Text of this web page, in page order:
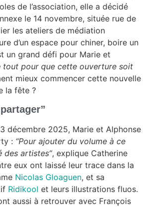
de l’association, elle a décidé
le 14 novembre, située rue de
les ateliers de médiation
d’un espace pour chiner, boire un
un grand défi pour Marie et
tout pour que cette ouverture soit
mieux commencer cette nouvelle
la fête ?
décembre 2025, Marie et Alphonse
: “Pour ajouter du volume à ce
des artistes”, explique Catherine
eux ont laissé leur trace dans la
Nicolas Gloaguen, et sa
Ridikool et leurs illustrations fluos.
aussi à retrouver avec François